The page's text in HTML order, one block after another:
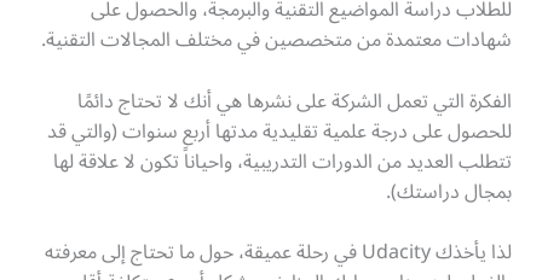
للطلاب دراسة المواضيع التقنية والبرمجة، والحصول على
شهادات معتمدة من متخصصين في مختلف المجالات التقنية.
الفكرة التي تعمل الشركة على نشرها هي أنك لا تحتاج دائمًا
للحصول على درجة علمية تقليدية مدتها أربع سنوات (والتي قد
تتطلب العديد من الدورات التدريبية، واحياناً تكون لا علاقة لها
بمجال دراستك).
لذا يأخذك Udacity في رحلة عميقة، حول ما تحتاج إلى معرفته